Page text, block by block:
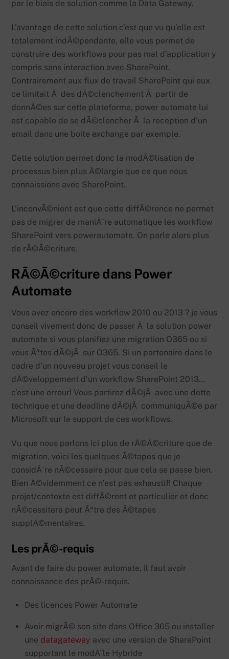
par le biais de solution comme la Data Gateway.
L’avantage de cette solution c’est que vu qu’elle est
totalement indÃ©pendante, elle vous permet de
construire des workflows pour pas mal d’application y
compris sans interaction avec SharePoint.
Contrairement aux flux de travail SharePoint qui eux
ce limitait Ã des dÃ©clenchement Ã partir de
donnÃ©es sur cette plateforme, power automate lui
est capable de se dÃ©clencher Ã la reception d’un
email dans une boite exchange par exemple.
Cette solution permet donc la modÃ©lisation de
processus bien plus Ã©largie que ce que nous
connaissions avec SharePoint.
L’inconvÃ©nient est que cette diffÃ©rence ne permet
pas de migrer de maniÃ¨re automatique les workflow
SharePoint vers powerautomate. On parle alors plus
de rÃ©Ã©criture.
RÃ©Ã©criture dans Power
Automate
Vous avez encore des workflow 2010 ou 2013 ? je vous
conseil vivement donc de passer Ã la solution power
automate si vous planifiez une migration O365 ou si
vous Ãªtes dÃ©jÃ sur O365. Si un partenaire dans le
cadre d’un nouveau projet vous conseil le
dÃ©veloppement d’un workflow SharePoint 2013…
c’est une erreur! Vous partirez dÃ©jÃ avec une dette
technique et une deadline dÃ©jÃ communiquÃ©e par
Microsoft sur le support de ces workflows.
Vu que nous parlons ici plus de rÃ©Ã©criture que de
migration, voici les quelques Ã©tapes que je
considÃ¨re nÃ©cessaire pour que cela se passe bien.
Bien Ã©videmment ce n’est pas exhaustif! Chaque
projet/contexte est diffÃ©rent et particulier et donc
nÃ©cessitera peut Ãªtre des Ã©tapes
supplÃ©mentaires.
Les prÃ©-requis
Avant de faire du power automate, il faut avoir
connaissance des prÃ©-requis.
Des licences Power Automate
Avoir migrÃ© son site dans Office 365 ou installer
une datagateway avec une version de SharePoint
supportant le modÃ¨le Hybride